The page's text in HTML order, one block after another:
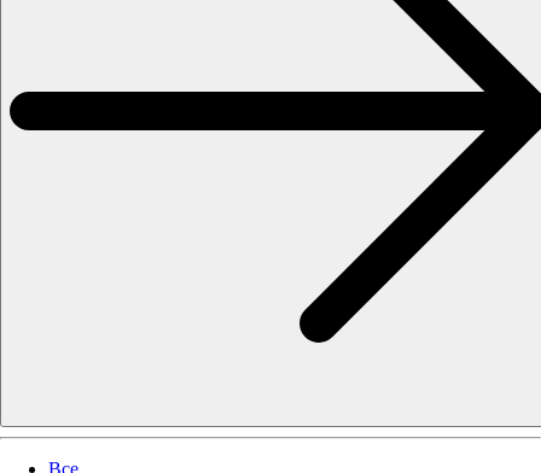
Все